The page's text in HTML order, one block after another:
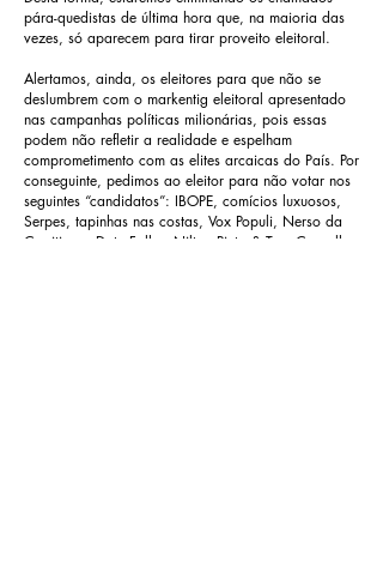
pára-quedistas de última hora que, na maioria das
vezes, só aparecem para tirar proveito eleitoral.
Alertamos, ainda, os eleitores para que não se
deslumbrem com o markentig eleitoral apresentado
nas campanhas políticas milionárias, pois essas
podem não refletir a realidade e espelham
comprometimento com as elites arcaicas do País. Por
conseguinte, pedimos ao eleitor para não votar nos
seguintes “candidatos”: IBOPE, comícios luxuosos,
Serpes, tapinhas nas costas, Vox Populi, Nerso da
Capitinga, Data-Folha, Nilton Pinto & Tom Carvalho,